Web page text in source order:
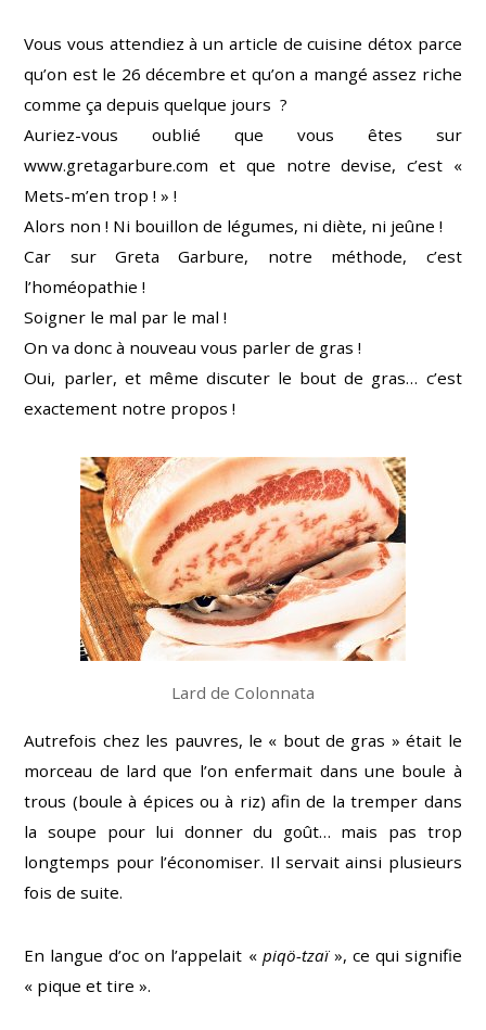
Vous vous attendiez à un article de cuisine détox parce
qu’on est le 26 décembre et qu’on a mangé assez riche
comme ça depuis quelque jours ?
Auriez-vous oublié que vous êtes sur
www.gretagarbure.com et que notre devise, c’est «
Mets-m’en trop ! » !
Alors non ! Ni bouillon de légumes, ni diète, ni jeûne !
Car sur Greta Garbure, notre méthode, c’est
l’homéopathie !
Soigner le mal par le mal !
On va donc à nouveau vous parler de gras !
Oui, parler, et même discuter le bout de gras… c’est
exactement notre propos !
Lard de Colonnata
Autrefois chez les pauvres, le « bout de gras » était le
morceau de lard que l’on enfermait dans une boule à
trous (boule à épices ou à riz) afin de la tremper dans
la soupe pour lui donner du goût… mais pas trop
longtemps pour l’économiser. Il servait ainsi plusieurs
fois de suite.
En langue d’oc on l’appelait « piqö-tzaï», ce qui signifie
« pique et tire ».